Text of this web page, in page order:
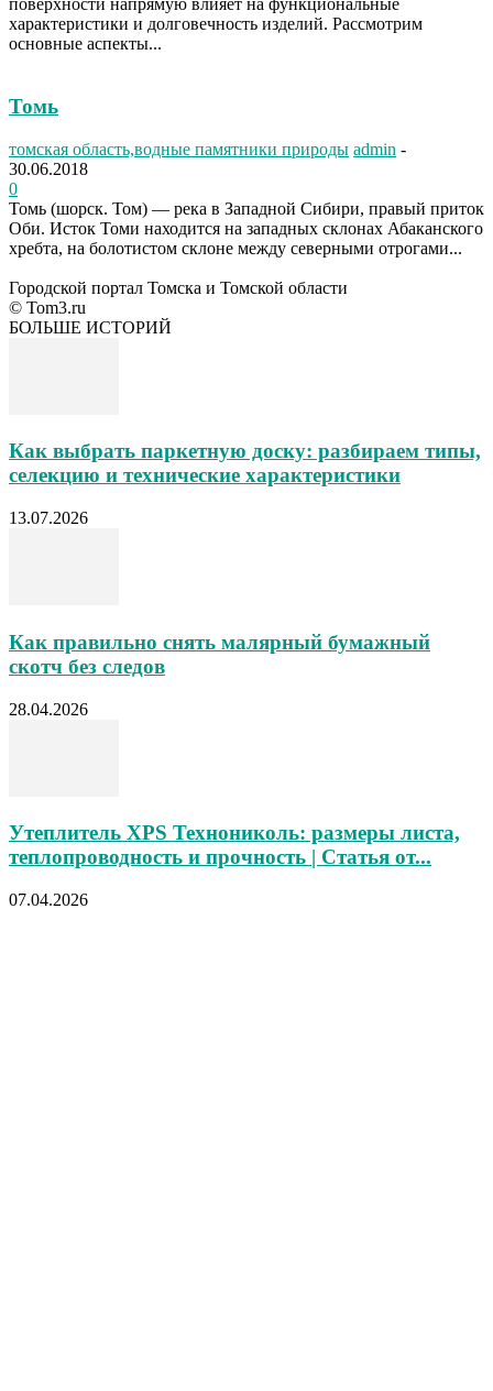
поверхности напрямую влияет на функциональные
характеристики и долговечность изделий. Рассмотрим
основные аспекты...
Томь
томская область,водные памятники природы admin -
30.06.2018
0
Томь (шорск. Том) — река в Западной Сибири, правый приток
Оби. Исток Томи находится на западных склонах Абаканского
хребта, на болотистом склоне между северными отрогами...
Городской портал Томска и Томской области
© Tom3.ru
БОЛЬШЕ ИСТОРИЙ
Как выбрать паркетную доску: разбираем типы,
селекцию и технические характеристики
13.07.2026
Как правильно снять малярный бумажный
скотч без следов
28.04.2026
Утеплитель XPS Технониколь: размеры листа,
теплопроводность и прочность | Статья от...
07.04.2026